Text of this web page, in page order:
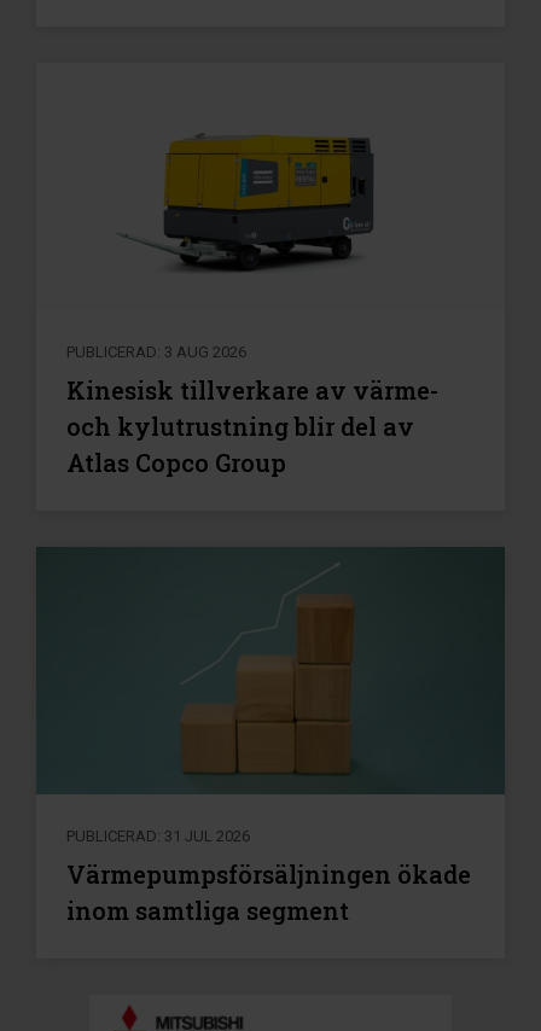
PUBLICERAD: 3 AUG 2026
Kinesisk tillverkare av värme-
och kylutrustning blir del av
Atlas Copco Group
PUBLICERAD: 31 JUL 2026
Värmepumpsförsäljningen ökade
inom samtliga segment